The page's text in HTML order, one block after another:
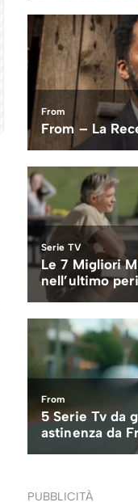
PUBBLICITÀ